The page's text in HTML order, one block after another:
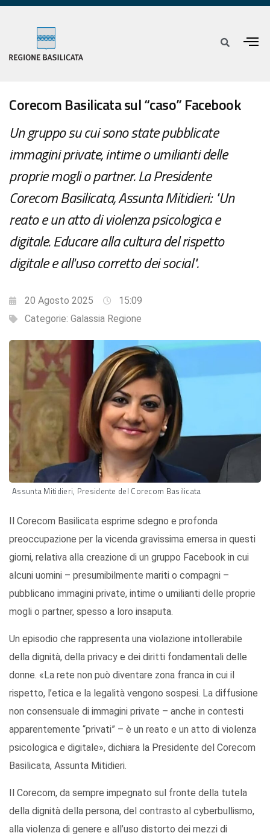
Corecom Basilicata sul “caso” Facebook
Un gruppo su cui sono state pubblicate
immagini private, intime o umilianti delle
proprie mogli o partner. La Presidente
Corecom Basilicata, Assunta Mitidieri: "Un
reato e un atto di violenza psicologica e
digitale. Educare alla cultura del rispetto
digitale e all'uso corretto dei social".
20 Agosto 2025
15:09
Categorie: Galassia Regione
Assunta Mitidieri, Presidente del Corecom Basilicata
Il Corecom Basilicata esprime sdegno e profonda
preoccupazione per la vicenda gravissima emersa in questi
giorni, relativa alla creazione di un gruppo Facebook in cui
alcuni uomini – presumibilmente mariti o compagni –
pubblicano immagini private, intime o umilianti delle proprie
mogli o partner, spesso a loro insaputa.
Un episodio che rappresenta una violazione intollerabile
della dignità, della privacy e dei diritti fondamentali delle
donne. «La rete non può diventare zona franca in cui il
rispetto, l’etica e la legalità vengono sospesi. La diffusione
non consensuale di immagini private – anche in contesti
apparentemente “privati” – è un reato e un atto di violenza
psicologica e digitale», dichiara la Presidente del Corecom
Basilicata, Assunta Mitidieri.
Il Corecom, da sempre impegnato sul fronte della tutela
della dignità della persona, del contrasto al cyberbullismo,
alla violenza di genere e all’uso distorto dei mezzi di